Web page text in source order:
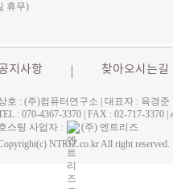
휴무)
지사항 찾아오시는길
호 : (주)컴퓨터연구소 | 대표자 : 육경
: 070-4367-3370 | FAX : 02-717-
스팅 사업자 :
(주) 엔트리즈
NTRIZ.co.kr All right reserved.